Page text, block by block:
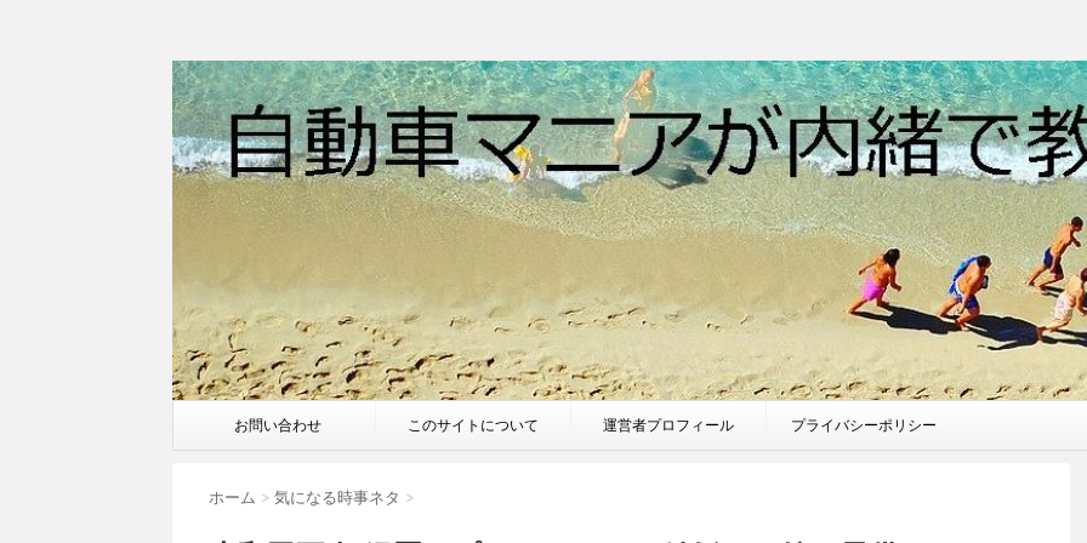
お問い合わせ このサイトについて 運営者プロフィール プライバシーポリシー
ホーム > 気になる時事ネタ >